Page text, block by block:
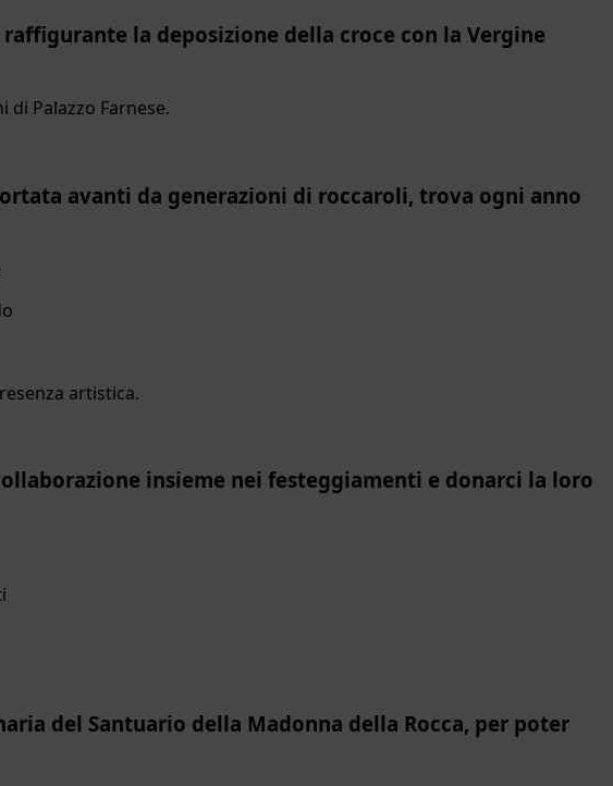
la deposizione della croce con la Vergine
Palazzo Farnese.
avanti da generazioni di roccaroli, trova ogni anno
artistica.
insieme nei festeggiamenti e donarci la loro
del Santuario della Madonna della Rocca, per poter